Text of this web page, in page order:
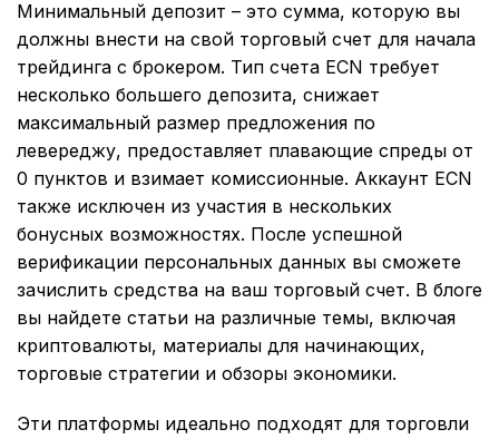
Минимальный депозит – это сумма, которую вы
должны внести на свой торговый счет для начала
трейдинга с брокером. Тип счета ECN требует
несколько большего депозита, снижает
максимальный размер предложения по
левереджу, предоставляет плавающие спреды от
0 пунктов и взимает комиссионные. Аккаунт ECN
также исключен из участия в нескольких
бонусных возможностях. После успешной
верификации персональных данных вы сможете
зачислить средства на ваш торговый счет. В блоге
вы найдете статьи на различные темы, включая
криптовалюты, материалы для начинающих,
торговые стратегии и обзоры экономики.
Эти платформы идеально подходят для торговли